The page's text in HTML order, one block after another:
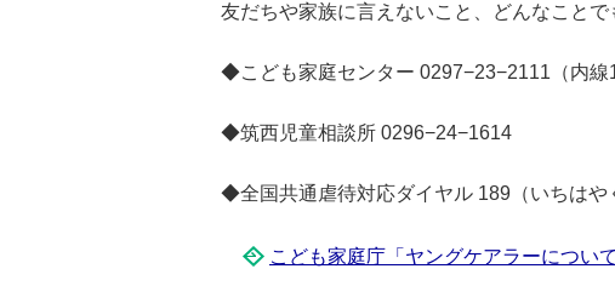
友だちや家族に言えないこと、どんなこと
◆こども家庭センター 0297−23−2111（内線
◆筑西児童相談所 0296−24−1614
◆全国共通虐待対応ダイヤル 189（いちはや
こども家庭庁「ヤングケアラーについて